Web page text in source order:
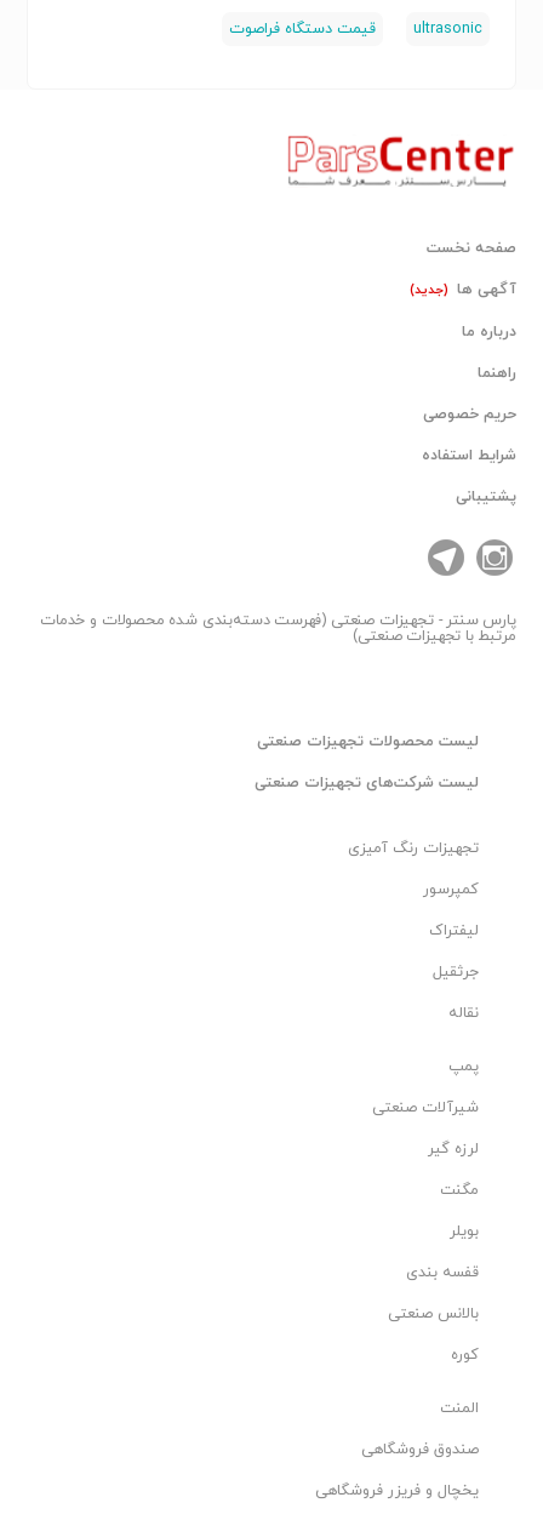
ultrasonic قیمت دستگاه فراصوت
صفحه نخست
آگهی ها (جدید)
درباره ما
راهنما
حریم خصوصی
شرایط استفاده
پشتیبانی
پارس سنتر- تجهیزات صنعتی (فهرست دسته‌بندی شده محصولات و خدمات
مرتبط با تجهیزات صنعتی)
لیست محصولات تجهیزات صنعتی
لیست شرکت‌های تجهیزات صنعتی
تجهیزات رنگ آمیزی
کمپرسور
لیفتراک
جرثقیل
نقاله
پمپ
شیرآلات صنعتی
لرزه گیر
مگنت
بویلر
قفسه بندی
بالانس صنعتی
کوره
المنت
صندوق فروشگاهی
یخچال و فریزر فروشگاهی